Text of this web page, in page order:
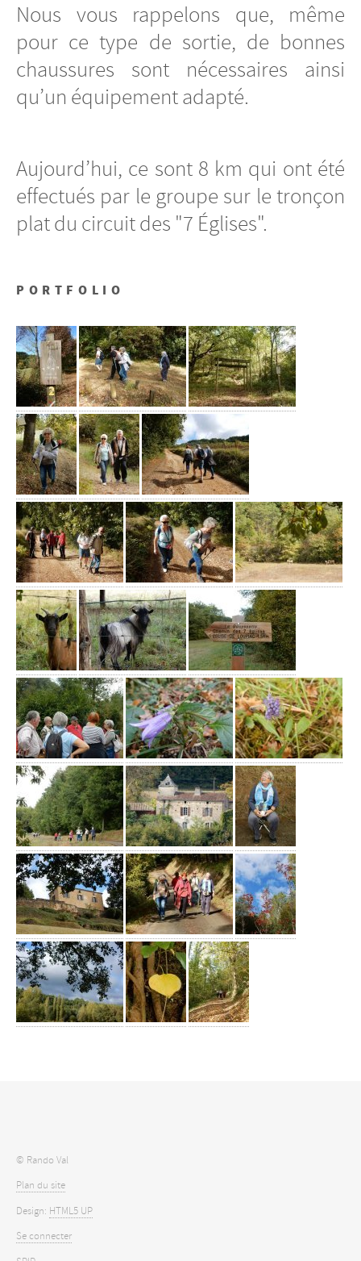
Nous vous rappelons que, même
pour ce type de sortie, de bonnes
chaussures sont nécessaires ainsi
qu’un équipement adapté.
Aujourd’hui, ce sont 8 km qui ont été
effectués par le groupe sur le tronçon
plat du circuit des "7 Églises".
PORTFOLIO
© Rando Val
Plan du site
Design: HTML5 UP
Se connecter